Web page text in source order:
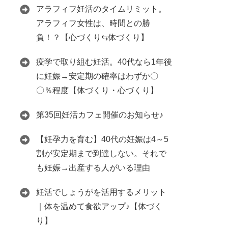
アラフィフ妊活のタイムリミット。
アラフィフ女性は、時間との勝
負！？【心づくり⇆体づくり】
疫学で取り組む妊活。40代なら1年後
に妊娠→安定期の確率はわずか〇
〇％程度【体づくり・心づくり】
第35回妊活カフェ開催のお知らせ♪
【妊孕力を育む】40代の妊娠は4～5
割が安定期まで到達しない。それで
も妊娠→出産する人がいる理由
妊活でしょうがを活用するメリット
｜体を温めて食欲アップ♪【体づく
り】